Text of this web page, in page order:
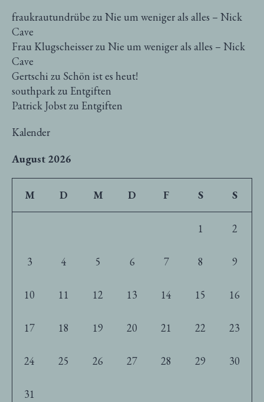
fraukrautundrübe zu Nie um weniger als alles – Nick
Cave
Frau Klugscheisserzu Nie um weniger als alles – Nick
Cave
Gertschi zu Schön ist es heut!
southparkzu Entgiften
Patrick Jobstzu Entgiften
Kalender
August 2026
M D M D F S S
1 2
3 4 5 6 7 8 9
10 11 12 13 14 15 16
17 18 19 20 21 22 23
24 25 26 27 28 29 30
31